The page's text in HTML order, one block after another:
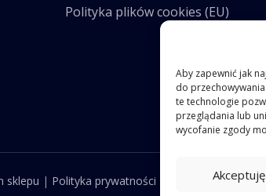
Aby zapewnić jak
do
te technologie
przeglądania lub
wycofanie zgody
Akceptuję
Polityka plików cookies (EU)
sklepu | Polityka prywatności